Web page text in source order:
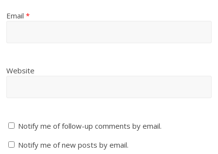
Email*
Website
Notify me of follow-up comments by email.
Notify me of new posts by email.